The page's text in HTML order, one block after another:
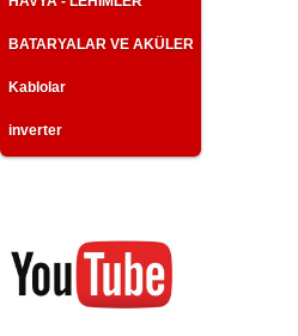
BATARYALAR VE AKÜLER
Kablolar
inverter